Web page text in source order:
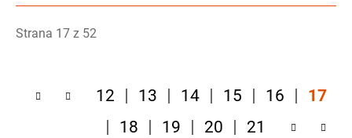
Strana 17 z 52
12 13 14 15 16
17
18
19 20 21